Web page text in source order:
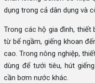
dụng trong cả dân dụng và
Trong các hộ gia đình,
từ bể ngầm, giếng khoan
cao. Trong nông nghiệp,
dùng để tưới tiêu, hút
cần bơm nước khác.